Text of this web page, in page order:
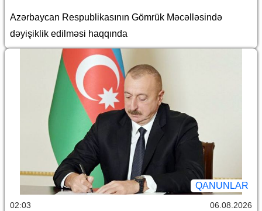
Azərbaycan Respublikasının Gömrük Məcəlləsində
dəyişiklik edilməsi haqqında
QANUNLAR
02:03 06.08.2026